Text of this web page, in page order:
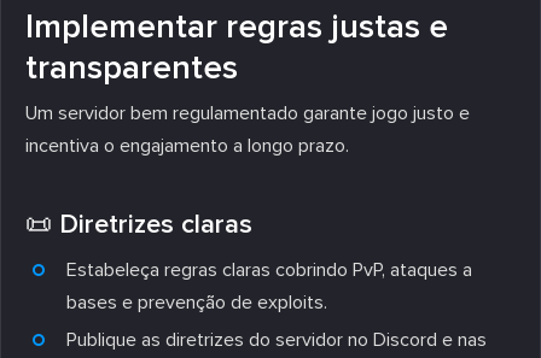
Implementar regras justas e
transparentes
Um servidor bem regulamentado garante jogo justo e
incentiva o engajamento a longo prazo.
📜 Diretrizes claras
Estabeleça regras claras cobrindo PvP, ataques a
bases e prevenção de exploits.
Publique as diretrizes do servidor no Discord e nas